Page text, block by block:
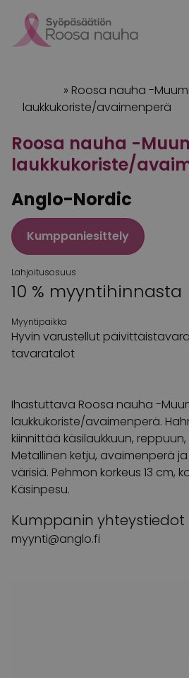
» Roosa nauha -
laukkukoriste/avaimenperä
Roosa nauha -
laukkukoriste/
Anglo-Nordic
Kumppaniesittely
Lahjoitusosuus
10 % myyntihinnasta
Myyntipaikka
Hyvin varustellut
tavaratalot
Ihastuttava Roosa nauha -
laukkukoriste/avaimenperä.
kiinnittää käsilaukkuun,
Metallinen ketju, avaimenperä
värisiä. Pehmon korkeus 13 cm,
Käsinpesu.
Kumppanin yhteystiedot
myynti@anglo.fi